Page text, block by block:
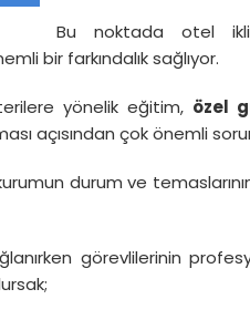
Bu noktada otel
bir farkındalık sağlıyor.
yönelik eğitim, özel
açısından çok önemli
durum ve
görevlilerinin